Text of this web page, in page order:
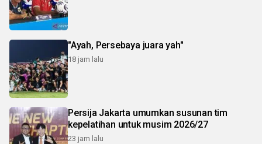
"Ayah, Persebaya juara yah"
18 jam lalu
Persija Jakarta umumkan susunan tim
kepelatihan untuk musim 2026/27
23 jam lalu